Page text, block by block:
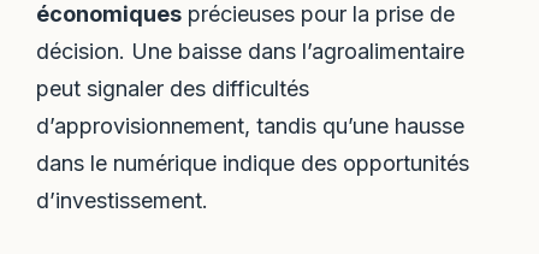
économiques précieuses pour la prise de
décision. Une baisse dans l’agroalimentaire
peut signaler des difficultés
d’approvisionnement, tandis qu’une hausse
dans le numérique indique des opportunités
d’investissement.